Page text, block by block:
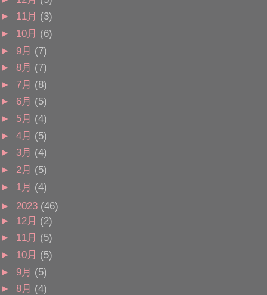
► 11月 (3)
► 10月 (6)
► 9月 (7)
► 8月 (7)
► 7月 (8)
► 6月 (5)
► 5月 (4)
► 4月 (5)
► 3月 (4)
► 2月 (5)
► 1月 (4)
► 2023 (46)
► 12月 (2)
► 11月 (5)
► 10月 (5)
► 9月 (5)
► 8月 (4)